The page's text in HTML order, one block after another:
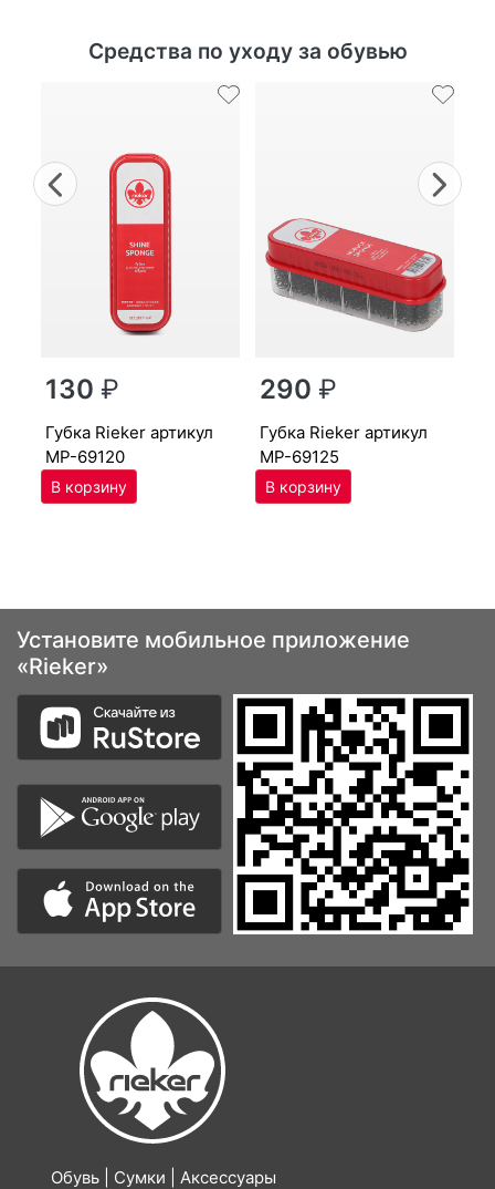
Средства по уходу за обувью
Previous
130₽
губ­ка Ri­eker артикул
MP-69120
290₽
губ­ка Ri­eker артикул
MP-69125
Установите мобильное приложение
«Rieker»
Обувь | Сумки | Аксессуары